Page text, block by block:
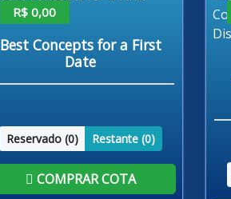
R$ 0,00
Best Concepts for a First
Date
Reservado (0) Restante (0)
COMPRAR COTA